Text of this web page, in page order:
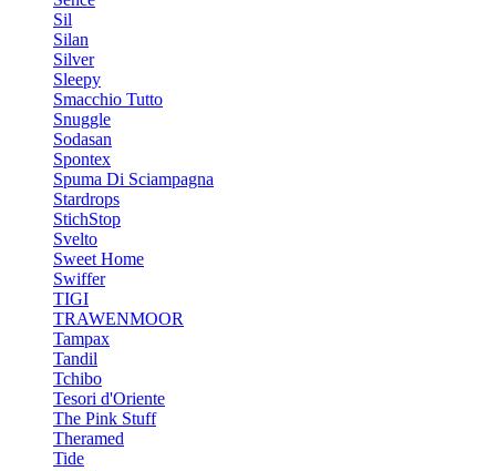
Sil
Silan
Silver
Sleepy
Smacchio Tutto
Snuggle
Sodasan
Spontex
Spuma Di Sciampagna
Stardrops
StichStop
Svelto
Sweet Home
Swiffer
TIGI
TRAWENMOOR
Tampax
Tandil
Tchibo
Tesori d'Oriente
The Pink Stuff
Theramed
Tide